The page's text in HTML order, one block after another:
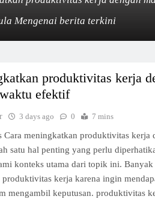
Mengenai berita terkini
produktivitas kerja
efektif
3 days ago 0 7 mins
Cara meningkatkan produktivitas kerja
satu hal penting yang perlu
konteks utama dari topik ini.
kerja karena ingin
mengambil keputusan. produktivitas